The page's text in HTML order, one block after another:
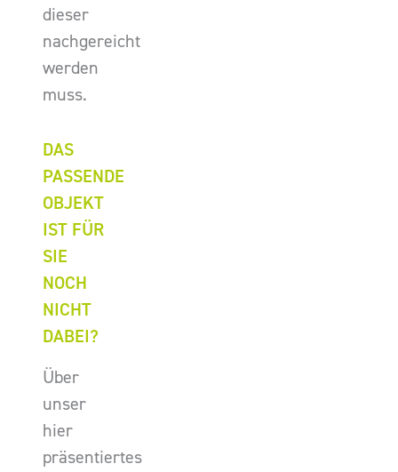
dieser
nachgereicht
werden
muss.
DAS
PASSENDE
OBJEKT
IST FÜR
SIE
NOCH
NICHT
DABEI?
Über
unser
hier
präsentiertes